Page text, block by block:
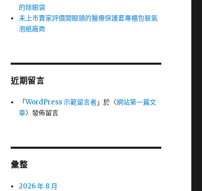
的除眼袋
未上市賣家評價開眼頭的醫療保護套專櫃包裝氣
泡紙廠商
近期留言
「WordPress 示範留言者」於〈網站第一篇文
章〉發佈留言
彙整
2026 年 8 月